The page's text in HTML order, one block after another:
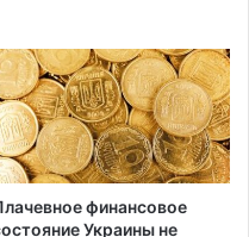
финансовое
Украины не